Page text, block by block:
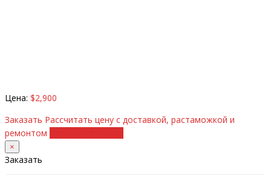
Цена: $2,900
Заказать Рассчитать цену с доставкой, растаможкой и
ремонтом
×
Заказать